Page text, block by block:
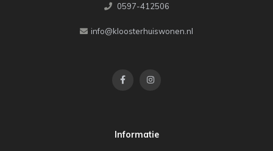
0597-412506
info@kloosterhuiswonen.nl
Informatie